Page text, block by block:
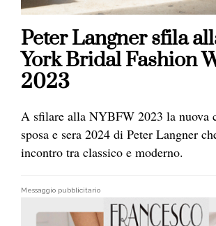
Peter Langner sfila
York Bridal Fashion
2023
A sfilare alla NYBFW 2023 la nuova
sposa e sera 2024 di Peter Langner
incontro tra classico e moderno.
Messaggio pubblicitario